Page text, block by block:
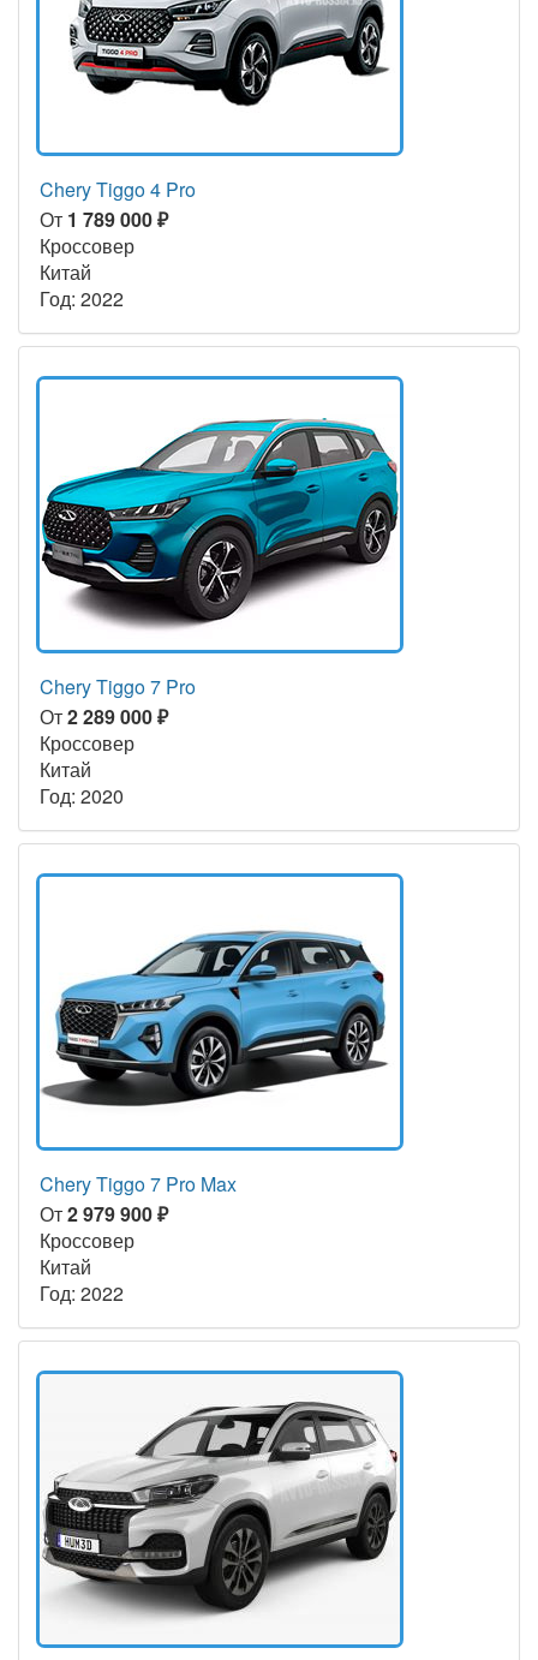
Chery Tiggo 4 Pro
От 1 789 000 ₽
Кроссовер
Китай
Год: 2022
Chery Tiggo 7 Pro
От2 289 000 ₽
Кроссовер
Китай
Год: 2020
Chery Tiggo 7 Pro Max
От2 979 900 ₽
Кроссовер
Китай
Год: 2022